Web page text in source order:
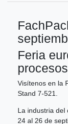
Feria
Visítenos en la
Stand 7-521.
La industria del
24 al 26 de